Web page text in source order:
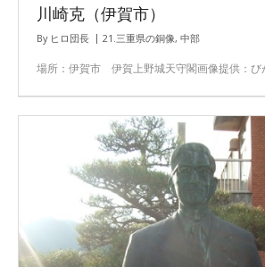
川崎克（伊賀市）
By ヒロ団長 21.三重県の銅像, 中部
場所：伊賀市 伊賀上野城天守閣画像提供：び